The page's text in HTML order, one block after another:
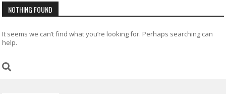
NOTHING FOUND
It seems we can’t find what you’re looking for. Perhaps searching can
help.